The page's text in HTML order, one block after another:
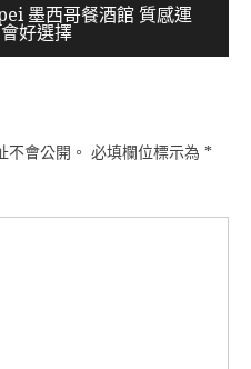
墨西哥餐酒館 質感運
好選擇
不會公開。 必填欄位標示為 *